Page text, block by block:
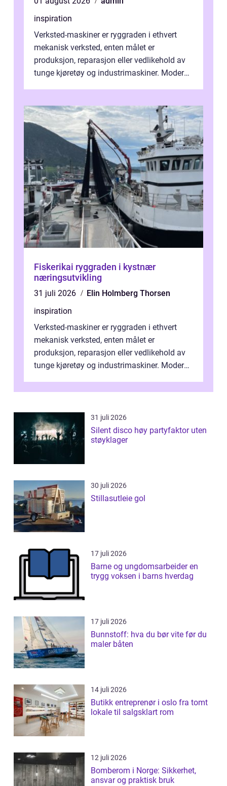
inspiration
Verksted-maskiner er ryggraden i ethvert
mekanisk verksted, enten målet er
produksjon, reparasjon eller vedlikehold av
tunge kjøretøy og industrimaskiner. Moderne
Fiskerikai ryggraden i kystnær
næringsutvikling
31 juli 2026
Elin Holmberg Thorsen
inspiration
Verksted-maskiner er ryggraden i ethvert
mekanisk verksted, enten målet er
produksjon, reparasjon eller vedlikehold av
tunge kjøretøy og industrimaskiner. Moderne
31 juli 2026
Silent disco høy partyfaktor uten
støyklager
30 juli 2026
Stillasutleie gol
17 juli 2026
Barne og ungdomsarbeider en
trygg voksen i barns hverdag
17 juli 2026
Bunnstoff: hva du bør vite før du
maler båten
14 juli 2026
Butikk entreprenør i oslo fra tomt
lokale til salgsklart rom
12 juli 2026
Bomberom i Norge: Sikkerhet,
ansvar og praktisk bruk